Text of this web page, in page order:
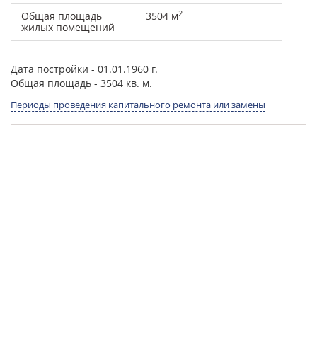
Общая площадь
жилых помещений
3504 м2
Дата постройки - 01.01.1960 г.
Общая площадь - 3504 кв. м.
Периоды проведения капитального ремонта или замены